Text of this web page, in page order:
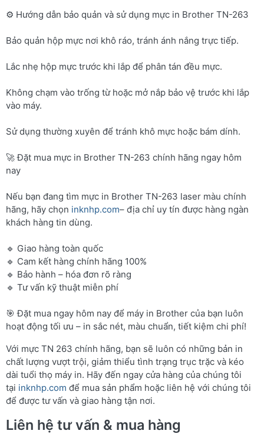
⚙️ Hướng dẫn bảo quản và sử dụng mực in Brother TN-263
Bảo quản hộp mực nơi khô ráo, tránh ánh nắng trực tiếp.
Lắc nhẹ hộp mực trước khi lắp để phân tán đều mực.
Không chạm vào trống từ hoặc mở nắp bảo vệ trước khi lắp
vào máy.
Sử dụng thường xuyên để tránh khô mực hoặc bám dính.
🚀 Đặt mua mực in Brother TN-263 chính hãng ngay hôm
nay
Nếu bạn đang tìm mực in Brother TN-263 laser màu chính
hãng, hãy chọn inknhp.com– địa chỉ uy tín được hàng ngàn
khách hàng tin dùng.
🔹 Giao hàng toàn quốc
🔹 Cam kết hàng chính hãng 100%
🔹 Bảo hành – hóa đơn rõ ràng
🔹 Tư vấn kỹ thuật miễn phí
🎯 Đặt mua ngay hôm nay để máy in Brother của bạn luôn
hoạt động tối ưu – in sắc nét, màu chuẩn, tiết kiệm chi phí!
Với mực TN 263 chính hãng, bạn sẽ luôn có những bản in
chất lượng vượt trội, giảm thiểu tình trạng trục trặc và kéo
dài tuổi thọ máy in. Hãy đến ngay cửa hàng của chúng tôi
tại inknhp.com để mua sản phẩm hoặc liên hệ với chúng tôi
để được tư vấn và giao hàng tận nơi.
Liên hệ tư vấn & mua hàng